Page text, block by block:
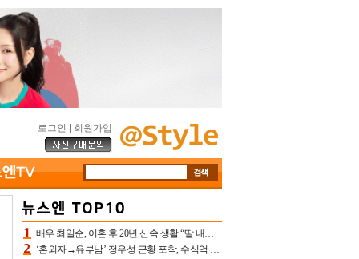
로그인 회원가입
배우 최일순, 이혼 후 20년 산속 생활 “딸 내가 버렸다고 원망‥맘 아파”(특종)[어제TV]
‘혼외자→유부남’ 정우성 근황 포착, 수식억 해킹 피해 후배 만났다 “존경하는”